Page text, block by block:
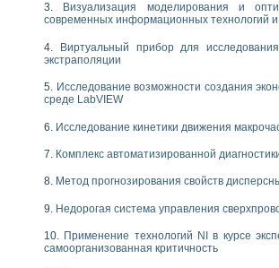
образования и подготовки преподавателей для
практикума по электронике кафедры
по электротехнике в среде MULTISIM
частотного анализа для LabWindows/CVI и
«Технологии NATIONAL INSTRUMENTS» в
программе «Прикладная физика и физическая
электромагнитного поля для
ИИС на базе оборудования NI CompactDAQ
Визуализация моделирования и
современных информационных технологий
Виртуальный прибор для
экстраполяции
Исследование возможности создания
среде LabVIEW
Исследование кинетики движения
Комплекс автоматизированной
Метод прогнозирования свойств
Недорогая система управления
Применение технологий NI в курсе
самоорганизованная критичность